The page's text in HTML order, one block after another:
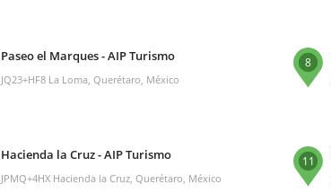
Paseo el Marques - AIP Turismo
JQ23+HF8 La Loma, Querétaro, México
8
Hacienda la Cruz - AIP Turismo
JPMQ+4HX Hacienda la Cruz, Querétaro, México
11